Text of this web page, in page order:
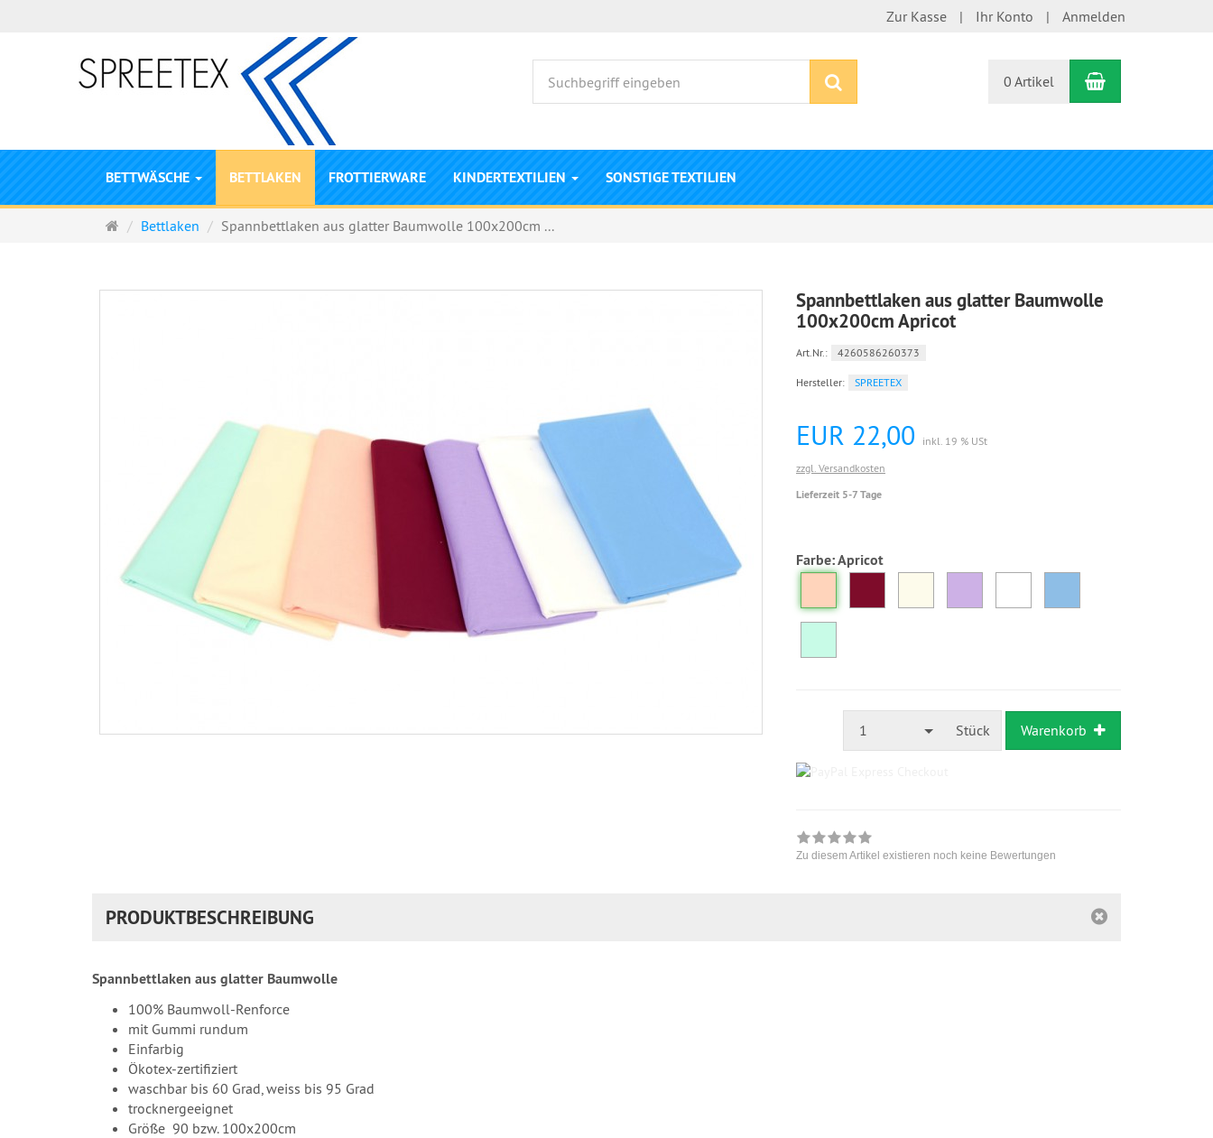
Zur Kasse Ihr Konto Anmelden
0 Artikel Warenkorb
BETTWÄSCHE BETTLAKEN FROTTIERWARE KINDERTEXTILIEN SONSTIGE TEXTILIEN
Startseite
Bettlaken Spannbettlaken aus glatter Baumwolle 100x200cm ...
Spannbettlaken aus glatter Baumwolle
100x200cm Apricot
Art.Nr.: 4260586260373
Hersteller: SPREETEX
EUR 22,00
inkl. 19 % USt
zzgl. Versandkosten
Lieferzeit 5-7 Tage
Farbe:Apricot
1 Stück Warenkorb
Zu diesem Artikel existieren noch keine Bewertungen
PRODUKTBESCHREIBUNG
Spannbettlaken aus glatter Baumwolle
100% Baumwoll-Renforce
mit Gummi rundum
Einfarbig
Ökotex-zertifiziert
waschbar bis 60 Grad, weiss bis 95 Grad
trocknergeeignet
Größe 90 bzw. 100x200cm